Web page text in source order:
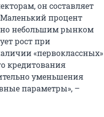
он составляет
процент
небольшим рынком
рост при
«первоклассных»
кредитования
уменьшения
параметры», –